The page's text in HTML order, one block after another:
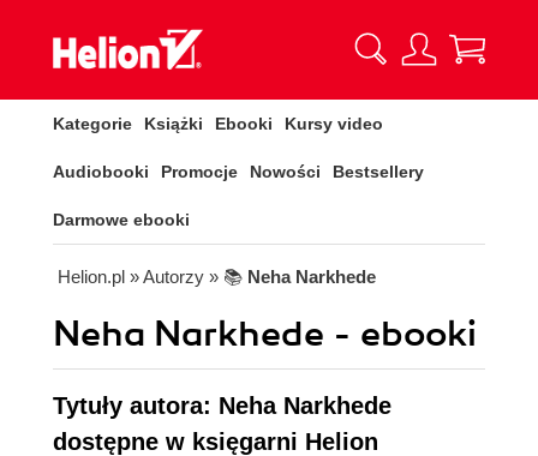
Kategorie Książki Ebooki Kursy video
Audiobooki Promocje Nowości Bestsellery
Darmowe ebooki
Helion.pl » Autorzy » 📚 Neha Narkhede
Neha Narkhede - ebooki
Tytuły autora: Neha Narkhede
dostępne w księgarni Helion